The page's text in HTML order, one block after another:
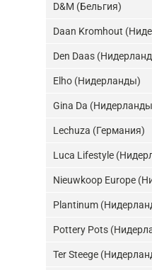
D&M (Бельгия)
Daan Kromhout
Den Daas
Elho (Нидерланды)
Gina Da
Lechuza (Германия)
Luca Lifestyle
Nieuwkoop Europe
Plantinum
Pottery Pots
Ter Steege